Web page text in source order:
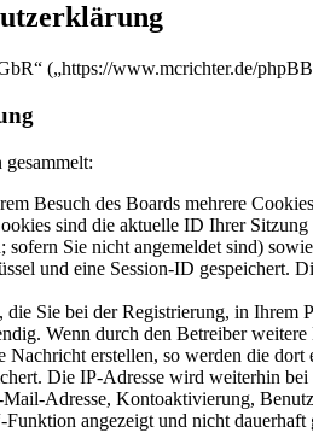
(„https://www.mcrichter.de/
Besuch des Boards mehrere
sind die aktuelle ID Ihrer
sofern Sie nicht angemeldet sind)
und eine Session-ID gespeichert.
Sie bei der Registrierung, in
Wenn durch den Betreiber
Nachricht erstellen, so werden die
Die IP-Adresse wird weiterhin
Adresse, Kontoaktivierung,
angezeigt und nicht dauerhaft